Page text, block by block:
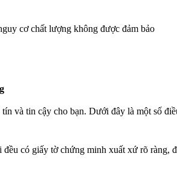
cơ chất lượng không được đảm bảo
và tin cậy cho bạn. Dưới đây là một số
có giấy tờ chứng minh xuất xứ rõ ràng,